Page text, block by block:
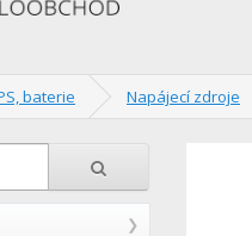
baterie Napájecí zdroje